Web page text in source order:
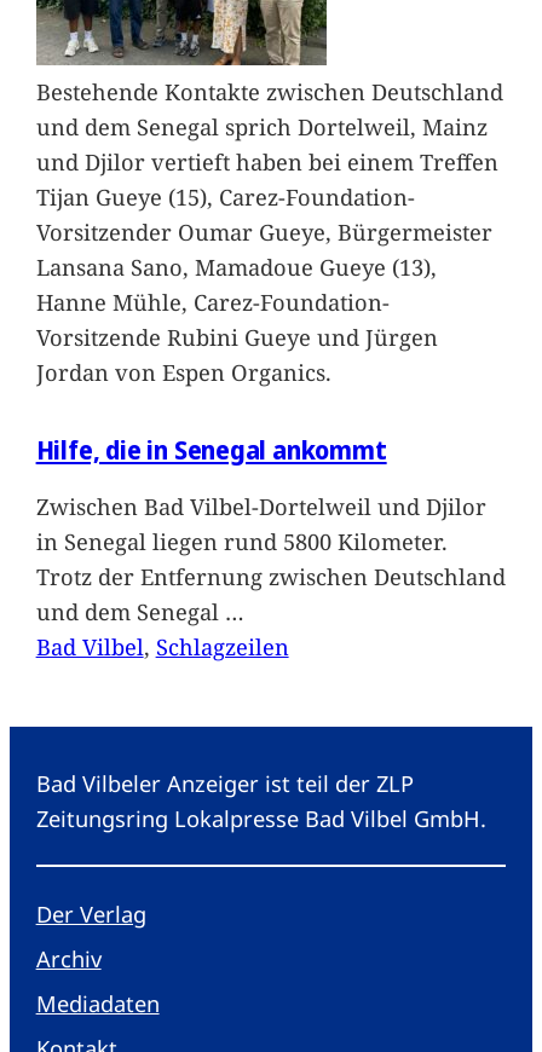
Bestehende Kontakte zwischen Deutschland
und dem Senegal sprich Dortelweil, Mainz
und Djilor vertieft haben bei einem Treffen
Tijan Gueye (15), Carez-Foundation-
Vorsitzender Oumar Gueye, Bürgermeister
Lansana Sano, Mamadoue Gueye (13),
Hanne Mühle, Carez-Foundation-
Vorsitzende Rubini Gueye und Jürgen
Jordan von Espen Organics.
Hilfe, die in Senegal ankommt
Zwischen Bad Vilbel-Dortelweil und Djilor
in Senegal liegen rund 5800 Kilometer.
Trotz der Entfernung zwischen Deutschland
und dem Senegal …
Bad Vilbel, Schlagzeilen
Bad Vilbeler Anzeiger ist teil der ZLP
Zeitungsring Lokalpresse Bad Vilbel GmbH.
Der Verlag
Archiv
Mediadaten